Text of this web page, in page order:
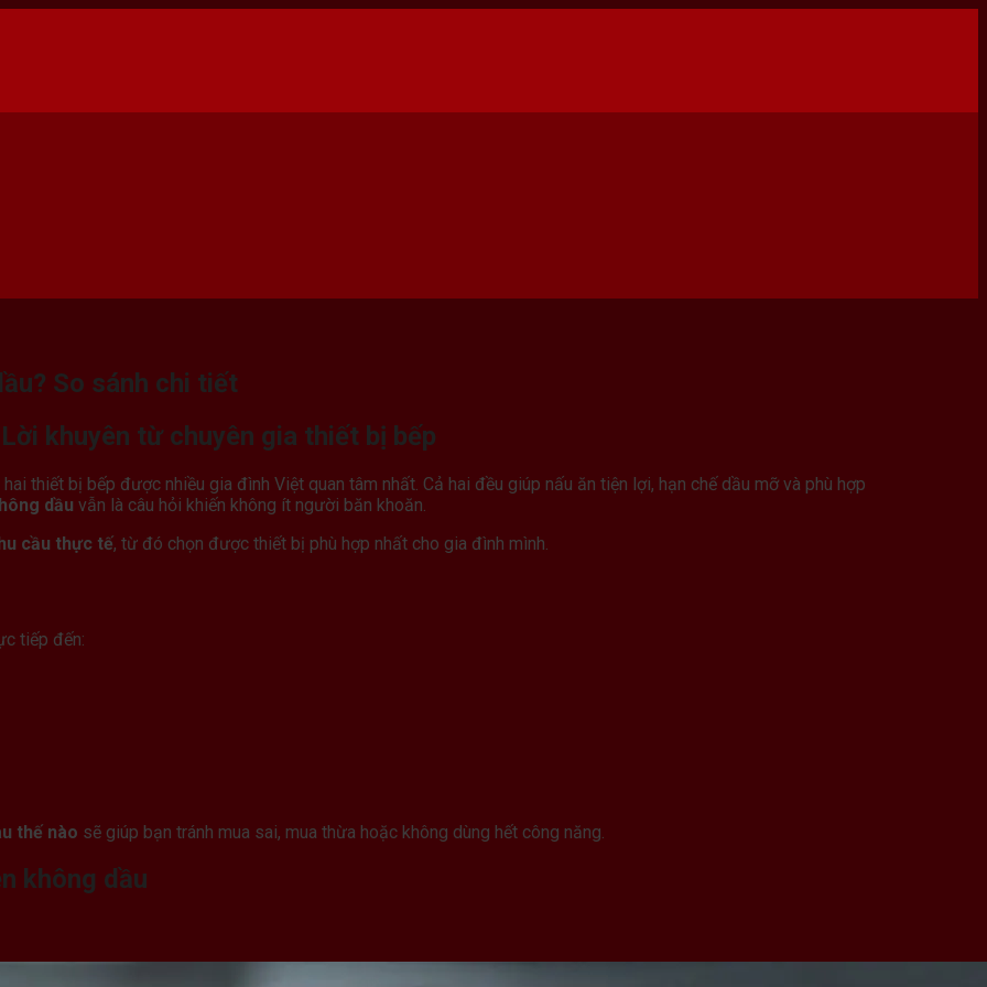
So sánh chi tiết
khuyên từ chuyên gia thiết bị bếp
hai thiết bị bếp được nhiều gia đình Việt quan tâm nhất. Cả hai đều giúp nấu ăn tiện lợi, hạn chế dầu mỡ và phù hợp
dầu vẫn là câu hỏi khiến không ít người băn khoăn.
cầu thực tế, từ đó chọn được thiết bị phù hợp nhất cho gia đình mình.
tiếp đến:
thế nào sẽ giúp bạn tránh mua sai, mua thừa hoặc không dùng hết công năng.
không dầu